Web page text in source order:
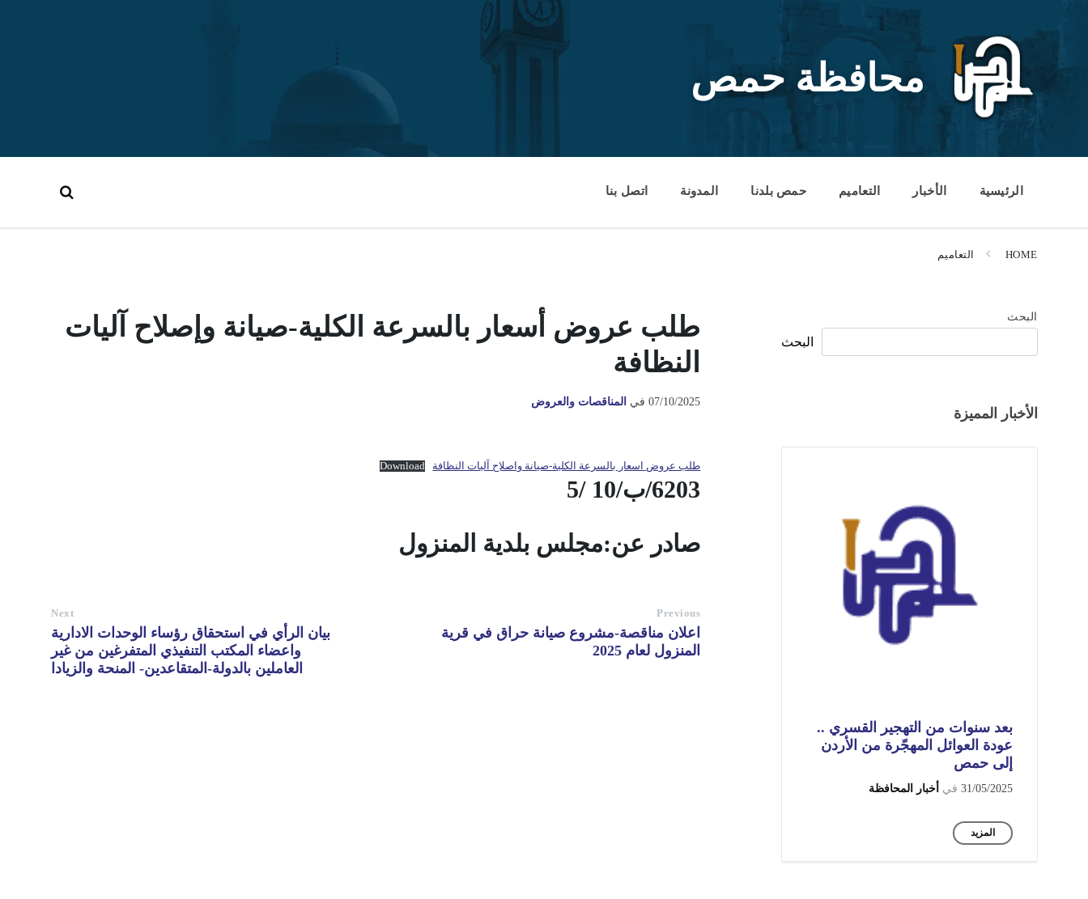
content
محافظة حمص
الرئيسية الأخبار التعاميم حمص بلدنا المدونة اتصل بنا
HOME التعاميم
طلب عروض أسعار بالسرعة الكلية-صيانة وإصلاح آليات
النظافة
07/10/2025 في المناقصات والعروض
طلب عروض اسعار بالسرعة الكلية-صيانة واصلاح آليات النظافة Download
6203/ب/10 /5
صادر عن:مجلس بلدية المنزول
Previous
اعلان مناقصة-مشروع صيانة حراق في قرية
المنزول لعام 2025
Next
بيان الرأي في استحقاق رؤساء الوحدات الادارية
واعضاء المكتب التنفيذي المتفرغين من غير
العاملين بالدولة-المتقاعدين- المنحة والزيادا
البحث
البحث
الأخبار المميزة
بعد سنوات من التهجير القسري ..
عودة العوائل المهجّرة من الأردن
إلى حمص
31/05/2025 في أخبار المحافظة
المزيد